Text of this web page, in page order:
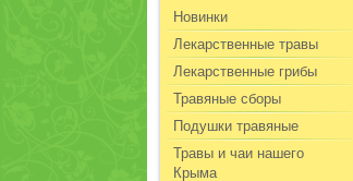
Новинки
Лекарственные травы
Лекарственные грибы
Травяные сборы
Подушки травяные
Травы и чаи нашего
Крыма